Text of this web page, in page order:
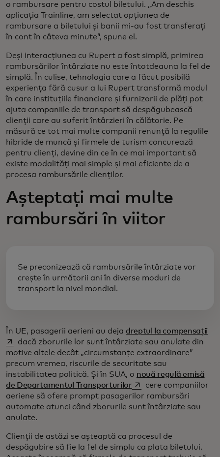
o rambursare pentru costul biletului. „Am deschis
aplicația Trainline, am selectat opțiunea de
rambursare a biletului și banii mi-au fost transferați
în cont în câteva minute”, spune el.
Deși interacțiunea cu Rupert a fost simplă, primirea
rambursărilor întârziate nu este întotdeauna la fel de
simplă. În culise, tehnologia care a făcut posibilă
experiența fără cusur a lui Rupert transformă modul
în care instituțiile financiare și furnizorii de plăți pot
ajuta companiile de transport să despăgubească
clienții care au suferit întârzieri în călătorie. Pe
măsură ce tot mai multe companii renunță la regulile
hibride de muncă și firmele de turism concurează
pentru clienți, devine din ce în ce mai important să
existe modalități mai simple și mai eficiente de a
procesa rambursările clienților.
Așteptați mai multe
rambursări în viitor
Se preconizează că rambursările întârziate vor
crește în următorii ani în diverse moduri de
transport la nivel mondial.
În UE, pasagerii aerieni au deja dreptul la compensații
dacă zborurile lor sunt întârziate sau anulate din
motive altele decât „circumstanțe extraordinare”
precum vremea, riscurile de securitate sau
instabilitatea politică. Și în SUA, o nouă regulă emisă
de Departamentul Transporturiloropens in a new tab
cere companiilor
aeriene să ofere prompt pasagerilor rambursări
automate atunci când zborurile sunt întârziate sau
anulate.
Clienții de astăzi se așteaptă ca procesul de
despăgubire să fie la fel de simplu ca plata biletului.